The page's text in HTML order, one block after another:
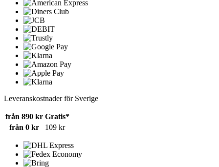
Leveranskostnader för Sverige
från 890 kr Gratis*
från 0 kr
109 kr